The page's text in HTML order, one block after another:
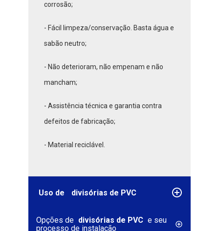
corrosão;
- Fácil limpeza/conservação. Basta água e
sabão neutro;
- Não deterioram, não empenam e não
mancham;
- Assistência técnica e garantia contra
defeitos de fabricação;
- Material reciclável.
Uso de divisórias de PVC
Opções de divisórias de PVC e seu
processo de instalação